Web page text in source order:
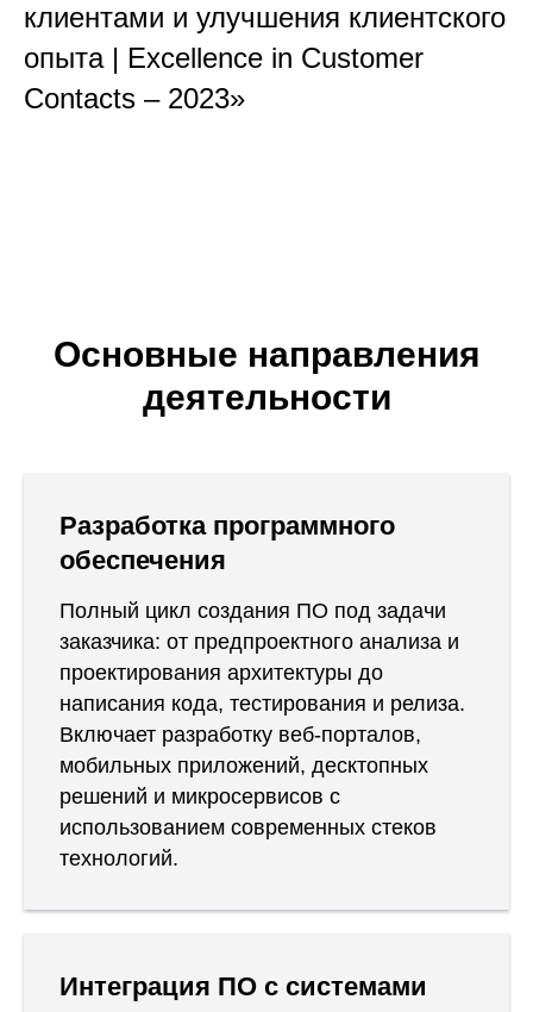
клиентами и улучшения клиентского
опыта | Excellence in Customer
Contacts – 2023»
Основные направления
деятельности
Разработка программного
обеспечения
Полный цикл создания ПО под задачи
заказчика: от предпроектного анализа и
проектирования архитектуры до
написания кода, тестирования и релиза.
Включает разработку веб-порталов,
мобильных приложений, десктопных
решений и микросервисов с
использованием современных стеков
технологий.
Интеграция ПО с системами